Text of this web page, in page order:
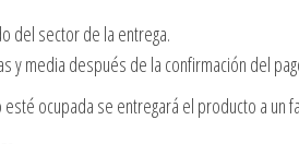
del sector de la entrega.
y media después de la confirmación del
ocupada se entregará el producto a un